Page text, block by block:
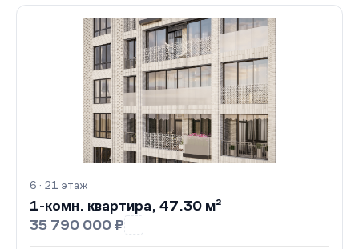
6 · 21 этаж
1-комн. квартира, 47.30 м²
35 790 000 ₽